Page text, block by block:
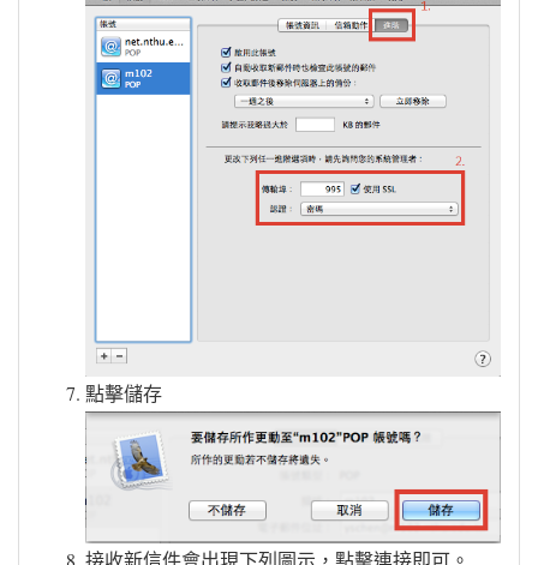
點擊儲存
接收新信件會出現下列圖示，點擊連接即可。